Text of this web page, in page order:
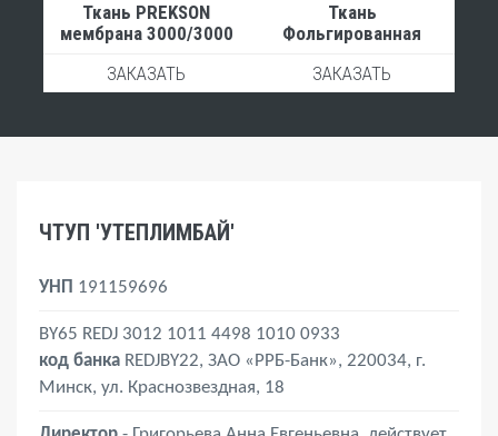
Ткань PREKSON
мембрана 3000/3000
ЗАКАЗАТЬ
Ткань
Фольгированная
ЗАКАЗАТЬ
ЧТУП 'УТЕПЛИМБАЙ'
УНП 191159696
BY65 REDJ 3012 1011 4498 1010 0933
код банка REDJBY22, ЗАО «РРБ-Банк», 220034, г.
Минск, ул. Краснозвездная, 18